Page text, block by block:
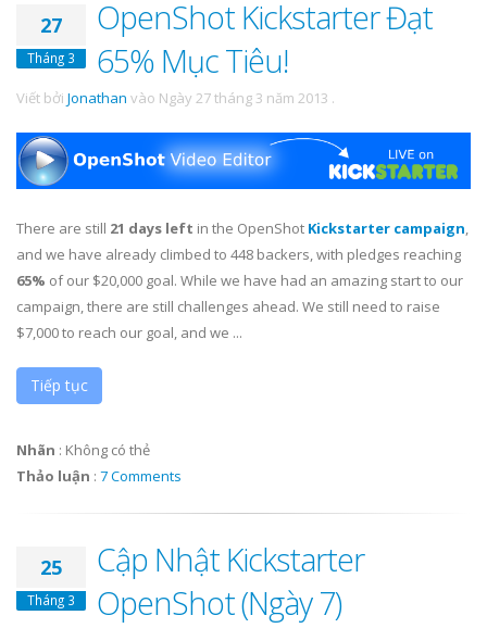
27
Tháng 3
OpenShot Kickstarter Đạt
65% Mục Tiêu!
Viết bởi Jonathan vào Ngày 27 tháng 3 năm 2013 .
There are still 21 days left in the OpenShot Kickstarter campaign,
and we have already climbed to 448 backers, with pledges reaching
65% of our $20,000 goal. While we have had an amazing start to our
campaign, there are still challenges ahead. We still need to raise
$7,000 to reach our goal, and we ...
Tiếp tục
Nhãn : Không có thẻ
Thảo luận : 7 Comments
25
Tháng 3
Cập Nhật Kickstarter
OpenShot (Ngày 7)